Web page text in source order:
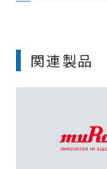
関連製品